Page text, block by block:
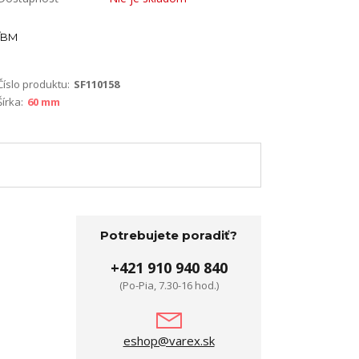
BM
produktu: SF110158
60 mm
Potrebujete poradiť?
+421 910 940 840
(Po-Pia, 7.30-16 hod.)
eshop@varex.sk